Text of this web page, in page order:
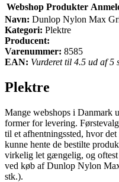
Webshop Produkter
Navn: Dunlop Nylon Max
Kategori: Plektre
Producent:
Varenummer: 8585
EAN: Vurderet til 4.5 ud af 5
Plektre
Mange webshops i Danmark
former for levering.
til et afhentningssted, hvor
kunne hente de bestilte
virkelig let gængelig, og
ved køb af Dunlop Nylon
stk.).